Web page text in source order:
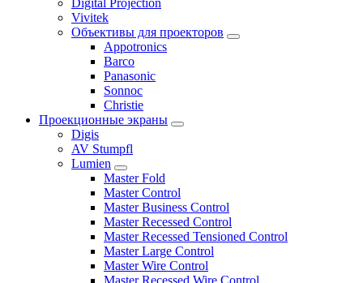
Vivitek
Объективы для проекторов
Appotronics
Barco
Panasonic
Sonnoc
Сhristie
Проекционные экраны
Digis
AV Stumpfl
Lumien
Master Fold
Master Control
Master Business Control
Master Recessed Control
Master Recessed Tensioned Control
Master Large Control
Master Wire Control
Master Recessed Wire Control